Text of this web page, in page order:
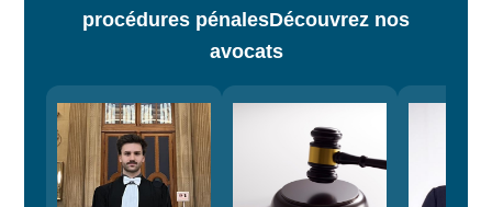
procédures pénalesDécouvrez nos
avocats